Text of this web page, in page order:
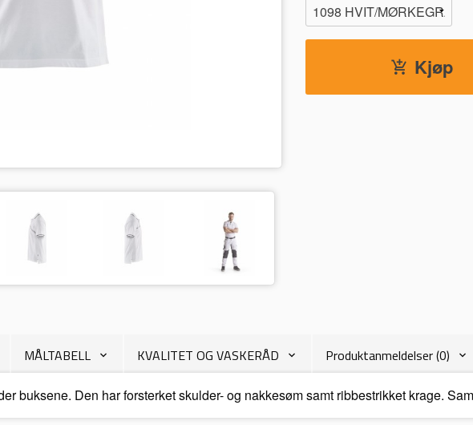
Kjøp
MÅLTABELL KVALITET OG VASKERÅD Produktanmeldelser (0)
buksene. Den har forsterket skulder- og nakkesøm samt ribbestrikket krage.